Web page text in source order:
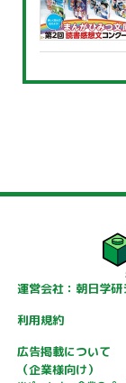
運営会社：朝日学研
利用規約
広告掲載について
（企業様向け）